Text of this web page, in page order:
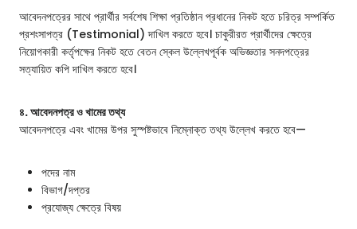
আবেদনপত্রের সাথে প্রার্থীর সর্বশেষ শিক্ষা প্রতিষ্ঠান প্রধানের নিকট হতে চরিত্র সম্পর্কিত
প্রশংসাপত্র (Testimonial) দাখিল করতে হবে। চাকুরীরত প্রার্থীদের ক্ষেত্রে
নিয়োগকারী কর্তৃপক্ষের নিকট হতে বেতন স্কেল উল্লেখপূর্বক অভিজ্ঞতার সনদপত্রের
সত্যায়িত কপি দাখিল করতে হবে।
৪. আবেদনপত্র ও খামের তথ্য
আবেদনপত্রে এবং খামের উপর সুস্পষ্টভাবে নিম্নোক্ত তথ্য উল্লেখ করতে হবে—
পদের নাম
বিভাগ/দপ্তর
প্রযোজ্য ক্ষেত্রে বিষয়